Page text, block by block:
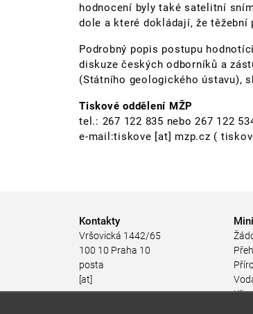
hodnocení byly také satelitní
dole a které dokládají, že těžební
Podrobný popis postupu
diskuze českých odborníků a
(Státního geologického ústavu),
Tiskové oddělení MŽP
tel.: 267 122 835 nebo 267 122
e-mail:tiskove [at] mzp.cz (
Kontakty
Vršovická 1442/65
100 10 Praha 10
posta
[at]
mzp.gov.cz